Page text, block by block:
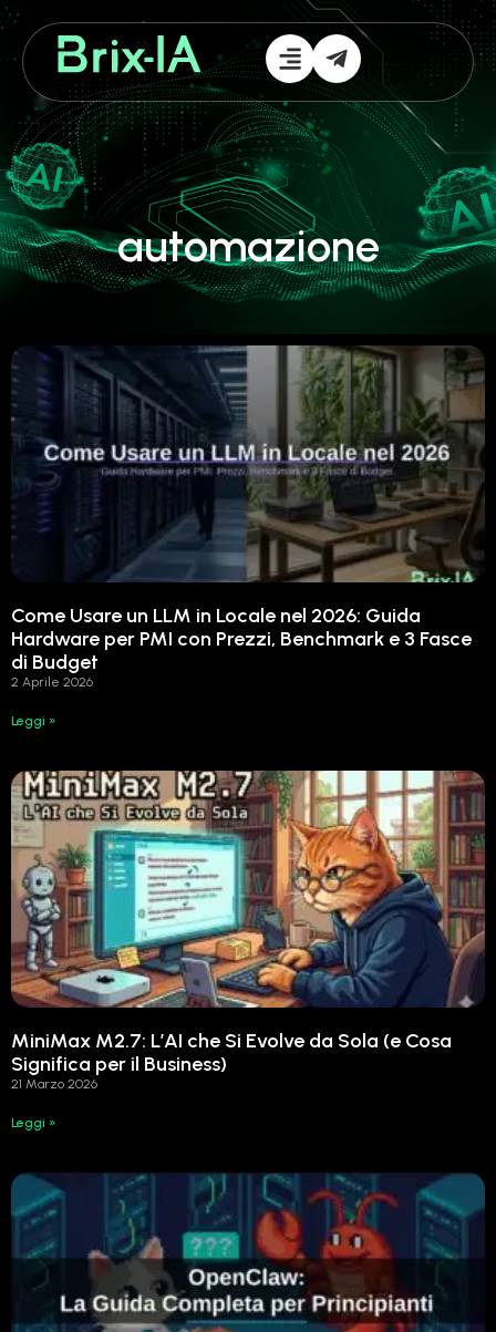
automazione
Come Usare un LLM in Locale nel 2026: Guida
Hardware per PMI con Prezzi, Benchmark e 3 Fasce
di Budget
2 Aprile 2026
Leggi »
MiniMax M2.7: L’AI che Si Evolve da Sola (e Cosa
Significa per il Business)
21 Marzo 2026
Leggi »